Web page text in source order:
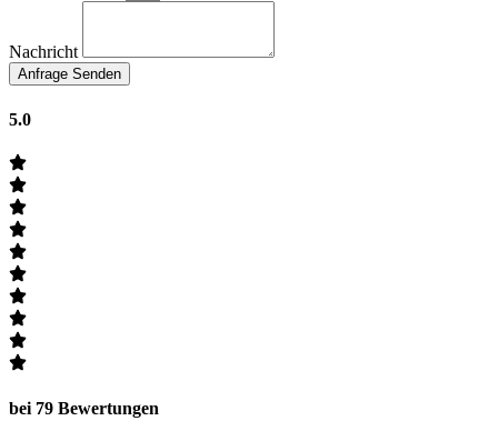
Nachricht
Anfrage Senden
5.0
bei 79 Bewertungen